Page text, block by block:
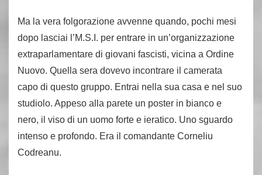
Ma la vera folgorazione avvenne quando, pochi mesi
dopo lasciai l’M.S.I. per entrare in un’organizzazione
extraparlamentare di giovani fascisti, vicina a Ordine
Nuovo. Quella sera dovevo incontrare il camerata
capo di questo gruppo. Entrai nella sua casa e nel suo
studiolo. Appeso alla parete un poster in bianco e
nero, il viso di un uomo forte e ieratico. Uno sguardo
intenso e profondo. Era il comandante Corneliu
Codreanu.